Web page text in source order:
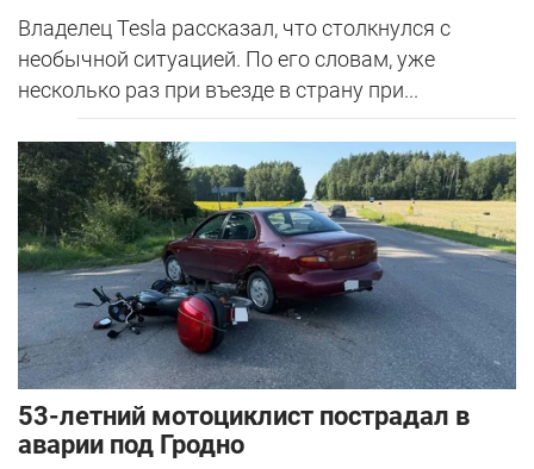
Владелец Tesla рассказал, что столкнулся с
необычной ситуацией. По его словам, уже
несколько раз при въезде в страну при...
53-летний мотоциклист пострадал в
аварии под Гродно